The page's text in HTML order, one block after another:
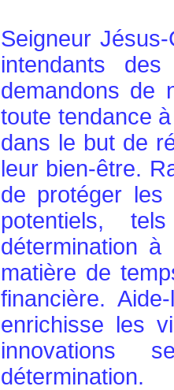
Seigneur
intendants
demandons de
toute tendance
dans le but de
leur bien-être.
de protéger les
potentiels,
détermination
matière de
financière.
enrichisse les
innovations
détermination.